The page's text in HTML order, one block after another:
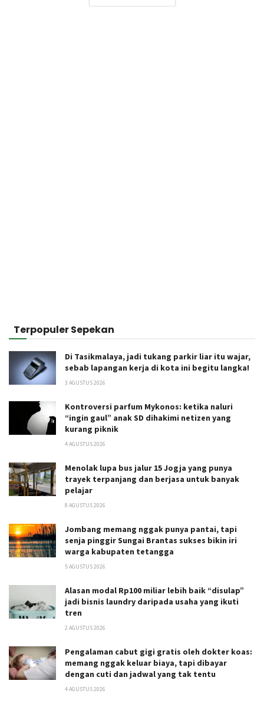
Terpopuler Sepekan
Di Tasikmalaya, jadi tukang parkir liar itu wajar,
sebab lapangan kerja di kota ini begitu langka!
3 AGUSTUS 2026
Kontroversi parfum Mykonos: ketika naluri
“ingin gaul” anak SD dihakimi netizen yang
kurang piknik
4 AGUSTUS 2026
Menolak lupa bus jalur 15 Jogja yang punya
trayek terpanjang dan berjasa untuk banyak
pelajar
8 AGUSTUS 2026
Jombang memang nggak punya pantai, tapi
senja pinggir Sungai Brantas sukses bikin iri
warga kabupaten tetangga
5 AGUSTUS 2026
Alasan modal Rp100 miliar lebih baik “disulap”
jadi bisnis laundry daripada usaha yang ikuti
tren
2 AGUSTUS 2026
Pengalaman cabut gigi gratis oleh dokter koas:
memang nggak keluar biaya, tapi dibayar
dengan cuti dan jadwal yang tak tentu
4 AGUSTUS 2026